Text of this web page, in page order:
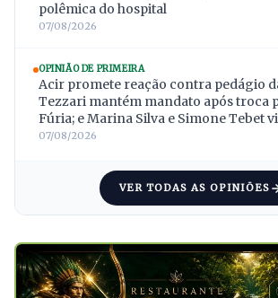
polêmica do hospital
07/08/2026
OPINIÃO DE PRIMEIRA
Acir promete reação contra pedágio
Tezzari mantém mandato após troca
Fúria; e Marina Silva e Simone Tebet
07/08/2026
VER TODAS AS OPINIÕES